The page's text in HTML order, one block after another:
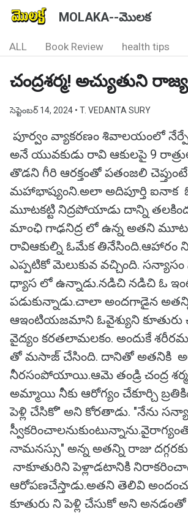
MOLAKA--మొలక
ALL Book Review health tips
చంద్రశర్మ! అచ్యుతుని
సెప్టెంబర్ 14, 2024 • T. VEDANTA SURY
పూర్వం వ్యాకరణం శివాలయంలో
అనే యువకుడు రావి ఆకులపై 9
తొడని గీరి ఆరక్తంతో పతంజలి
మహాభాష్యంని.అలా అదిపూర్తి ఐనాక
మూటకట్టి నిద్రపోయాడు దాన్ని తలకింద
మాంఛి గాఢనిద్ర లో ఉన్న అతని
రావిఆకుల్ని ఓమేక తినేసింది.ఆహారం
ఎప్పటికో మెలుకువ వచ్చింది.
ధ్యాస లో ఉన్నాడు.నడిచి నడిచి ఓ
పడుకున్నాడు.చాలా అందగాడైన
ఆఇంటియజమాని ఓవైశ్యుని కూతురు
వైద్యం కరతలామలకం. అందుకే
తో మసాజ్ చేసింది. దానితో అతనికి
నీరసంపోయాయి.ఆమె తండ్రి చంద్ర
అమ్మాయి నీకు ఆరోగ్యం చేకూర్చి
పెళ్లి చేసికో" అని కోరతాడు. "నేను
నామనస్సు" అన్న అతన్ని రాజు దగ్గరకు
నాకూతురిని పెళ్లాడటానికి
ఆరోపణచేస్తాడు.అతని తెలివి
కూతురు ని పెళ్లి చేసుకో అని